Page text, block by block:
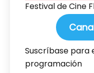
Festival de Cine
Suscríbase para
programación